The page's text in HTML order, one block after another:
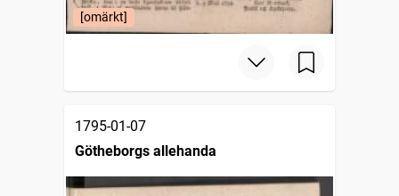
[omärkt]
1795-01-07
Götheborgs allehanda